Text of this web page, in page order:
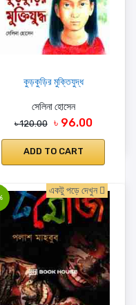
কুড়কুড়ির মুক্তিযুদ্ধ
সেলিনা হোসেন
৳ 120.00 ৳ 96.00
ADD TO CART
একটু পড়ে দেখুন